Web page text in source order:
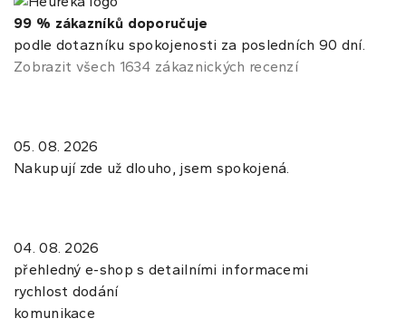
99 % zákazníků doporučuje
podle dotazníku spokojenosti za posledních 90 dní.
Zobrazit všech 1634 zákaznických recenzí
05. 08. 2026
Nakupují zde už dlouho, jsem spokojená.
04. 08. 2026
přehledný e-shop s detailními informacemi
rychlost dodání
komunikace